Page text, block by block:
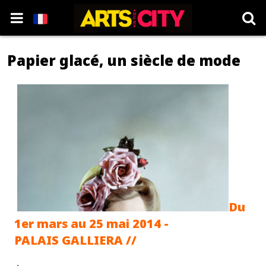
Papier glacé, un siècle de mode
Du
1er mars au 25 mai 2014 -
PALAIS GALLIERA //